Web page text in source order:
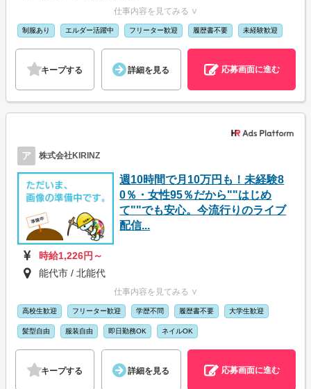
仕事内容を見てみる ∨
制服あり エルダー活躍中 フリーター歓迎 履歴書不要 未経験歓迎
キープする 詳細を見る 応募画面に進む
ア 株式会社KIRINZ
週10時間で月10万円も！未経験8
0％・女性95％だから""はじめ
て""でも安心。今流行りのライブ
配信...
時給1,226円～
能代市 / 北能代
仕事内容を見てみる ∨
高校生歓迎 フリーター歓迎 学歴不問 履歴書不要 大学生歓迎
髪型自由 服装自由 即日勤務OK ネイルOK
キープする 詳細を見る 応募画面に進む